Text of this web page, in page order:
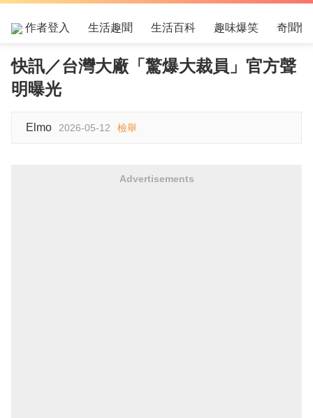
作者登入 生活趣聞 生活百科 趣味爆笑 奇聞怪
快訊／台灣大廠「驚爆大裁員」官方聲
明曝光
Elmo 2026-05-12 檢舉
Advertisements